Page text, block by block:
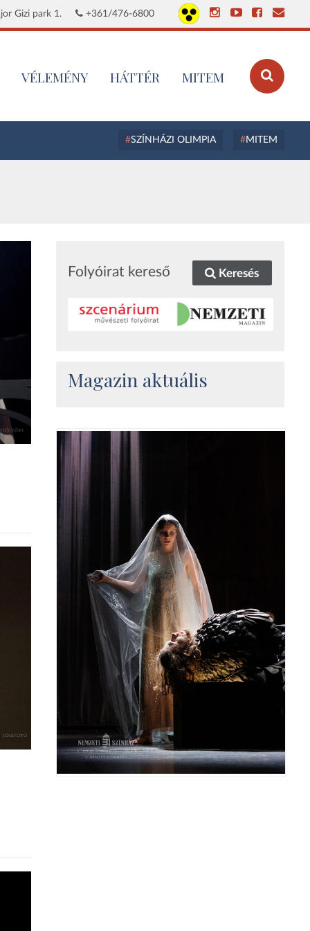
Gizi park 1. +361/476-6800
VÉLEMÉNY HÁTTÉR MITEM
SZÍNHÁZI OLIMPIA MITEM
Folyóirat kereső Keresés
Magazin aktuális